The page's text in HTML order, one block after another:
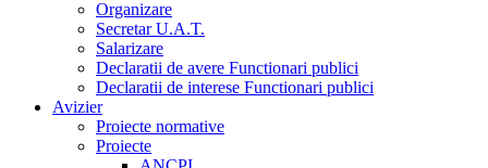
Organizare
Secretar U.A.T.
Salarizare
Declaratii de avere Functionari publici
Declaratii de interese Functionari publici
Avizier
Proiecte normative
Proiecte